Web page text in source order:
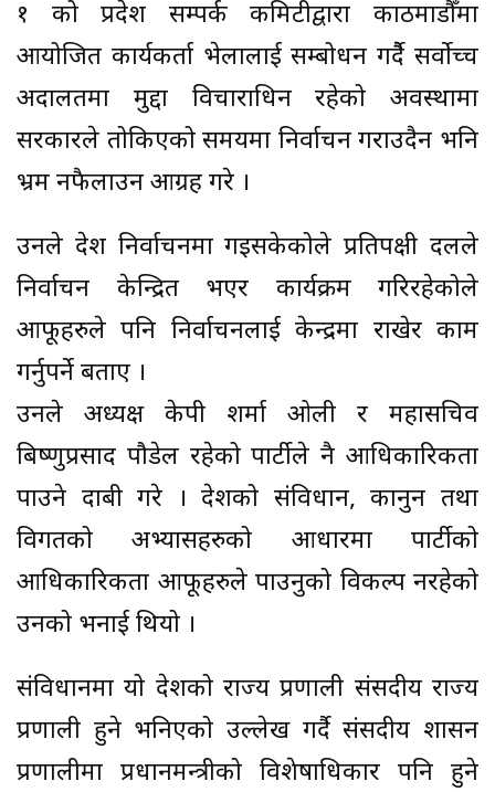
१ को प्रदेश सम्पर्क कमिटीद्वारा काठमाडौँमा
आयोजित कार्यकर्ता भेलालाई सम्बोधन गर्दैै सर्वोच्च
अदालतमा मुद्दा विचाराधिन रहेको अवस्थामा
सरकारले तोकिएको समयमा निर्वाचन गराउदैन भनि
भ्रम नफैलाउन आग्रह गरे ।
उनले देश निर्वाचनमा गइसकेकोले प्रतिपक्षी दलले
निर्वाचन केन्द्रित भएर कार्यक्रम गरिरहेकोले
आफूहरुले पनि निर्वाचनलाई केन्द्रमा राखेर काम
गर्नुपर्ने बताए ।
उनले अध्यक्ष केपी शर्मा ओली र महासचिव
बिष्णुप्रसाद पौडेल रहेको पार्टीले नै आधिकारिकता
पाउने दाबी गरे । देशको संविधान, कानुन तथा
विगतको अभ्यासहरुको आधारमा पार्टीको
आधिकारिकता आफूहरुले पाउनुको विकल्प नरहेको
उनको भनाई थियो ।
संविधानमा यो देशको राज्य प्रणाली संसदीय राज्य
प्रणाली हुने भनिएको उल्लेख गर्दै संसदीय शासन
प्रणालीमा प्रधानमन्त्रीको विशेषाधिकार पनि हुने